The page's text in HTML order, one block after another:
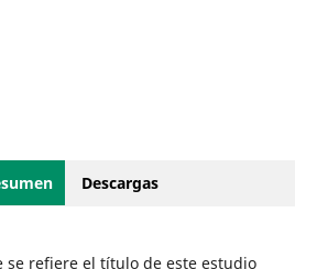
Descargas
se refiere el título de este estudio